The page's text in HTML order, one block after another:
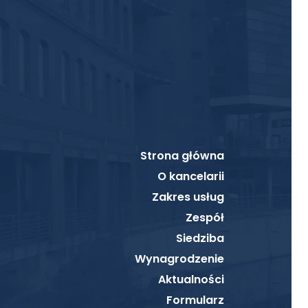
Strona główna
O kancelarii
Zakres usług
Zespół
Siedziba
Wynagrodzenie
Aktualności
Formularz